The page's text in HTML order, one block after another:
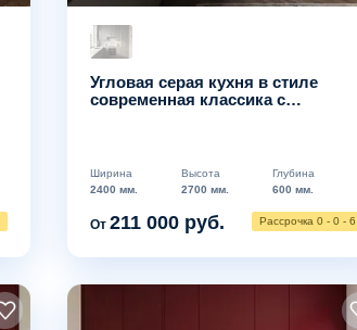
Угловая серая кухня в стиле
современная классика с
Ширина
2400 мм.
Высота
2700 мм.
Глубина
600 мм.
От 211 000 руб. Рассрочка 0 - 0 - 6